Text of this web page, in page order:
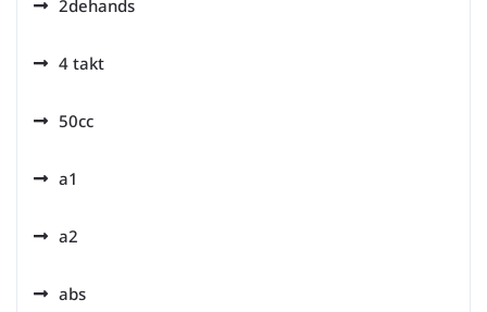
2dehands
4 takt
50cc
a1
a2
abs